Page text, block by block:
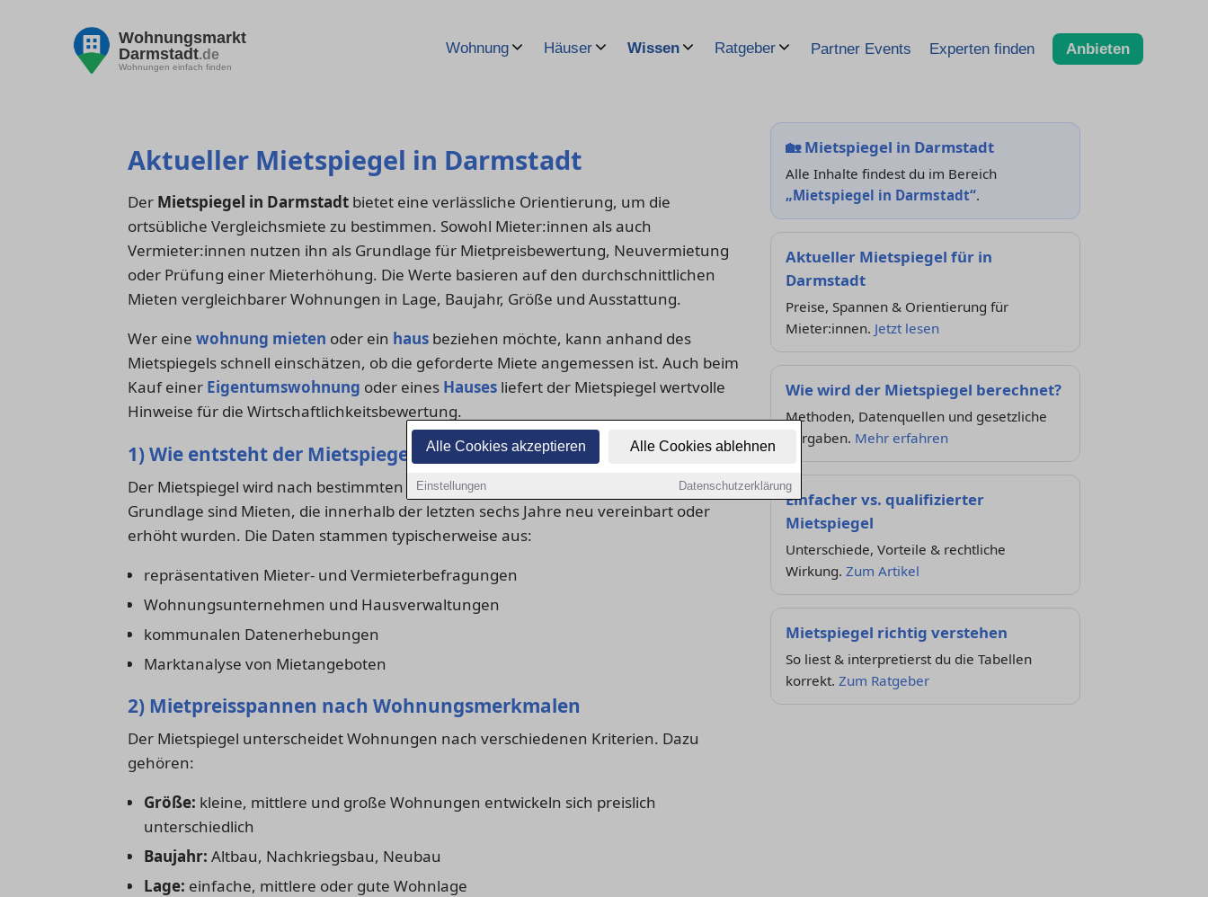
Alle Cookies akzeptieren Alle Cookies ablehnen
Einstellungen Datenschutzerklärung
Wohnungsmarkt
Darmstadt.de
Wohnungen einfach finden
Wohnung Häuser Wissen Ratgeber Partner Events Experten finden Anbieten
Aktueller Mietspiegel in Darmstadt
Der Mietspiegel in Darmstadt bietet eine verlässliche Orientierung, um die
ortsübliche Vergleichsmiete zu bestimmen. Sowohl Mieter:innen als auch
Vermieter:innen nutzen ihn als Grundlage für Mietpreisbewertung, Neuvermietung
oder Prüfung einer Mieterhöhung. Die Werte basieren auf den durchschnittlichen
Mieten vergleichbarer Wohnungen in Lage, Baujahr, Größe und Ausstattung.
Wer eine wohnung mieten oder ein haus beziehen möchte, kann anhand des
Mietspiegels schnell einschätzen, ob die geforderte Miete angemessen ist. Auch beim
Kauf einer Eigentumswohnung oder eines Hauses liefert der Mietspiegel wertvolle
Hinweise für die Wirtschaftlichkeitsbewertung.
1) Wie entsteht der Mietspiegel in Darmstadt?
Der Mietspiegel wird nach bestimmten wissenschaftlichen Vorgaben erstellt.
Grundlage sind Mieten, die innerhalb der letzten sechs Jahre neu vereinbart oder
erhöht wurden. Die Daten stammen typischerweise aus:
repräsentativen Mieter- und Vermieterbefragungen
Wohnungsunternehmen und Hausverwaltungen
kommunalen Datenerhebungen
Marktanalyse von Mietangeboten
2) Mietpreisspannen nach Wohnungsmerkmalen
Der Mietspiegel unterscheidet Wohnungen nach verschiedenen Kriterien. Dazu
gehören:
Größe: kleine, mittlere und große Wohnungen entwickeln sich preislich
unterschiedlich
Baujahr: Altbau, Nachkriegsbau, Neubau
Lage: einfache, mittlere oder gute Wohnlage
🏡Mietspiegel in Darmstadt
Alle Inhalte findest du im Bereich
„Mietspiegel in Darmstadt“.
Aktueller Mietspiegel für in
Darmstadt
Preise, Spannen & Orientierung für
Mieter:innen. Jetzt lesen
Wie wird der Mietspiegel berechnet?
Methoden, Datenquellen und gesetzliche
Vorgaben. Mehr erfahren
Einfacher vs. qualifizierter
Mietspiegel
Unterschiede, Vorteile & rechtliche
Wirkung. Zum Artikel
Mietspiegel richtig verstehen
So liest & interpretierst du die Tabellen
korrekt. Zum Ratgeber